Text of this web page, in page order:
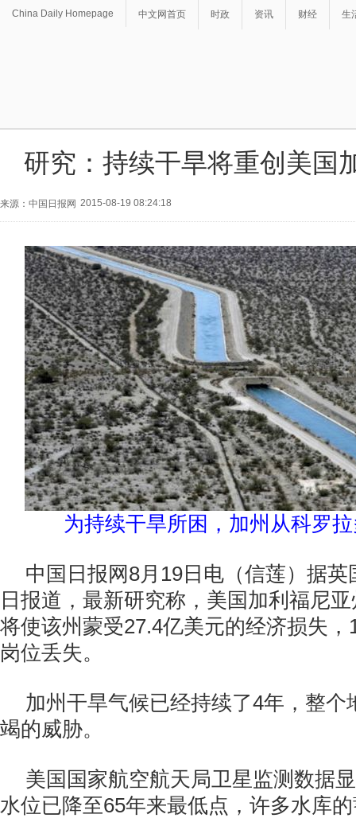
China Daily Homepage 中文网首页 时政 资讯 财经 生
研究：持续干旱将重创美国
来源：中国日报网 2015-08-19 08:24:18
为持续干旱所困，加州从科罗
中国日报网8月19日电（信莲）据英
日报道，最新研究称，美国加利福尼
将使该州蒙受27.4亿美元的经济损失
岗位丢失。
加州干旱气候已经持续了4年，整个
竭的威胁。
美国国家航空航天局卫星监测数据
水位已降至65年来最低点，许多水库